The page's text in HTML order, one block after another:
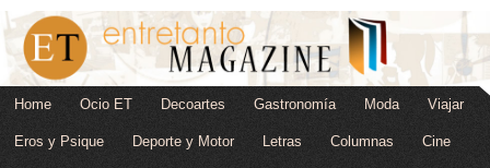
Home Ocio ET Decoartes Gastronomía Moda Viajar
Eros y Psique Deporte y Motor Letras Columnas Cine